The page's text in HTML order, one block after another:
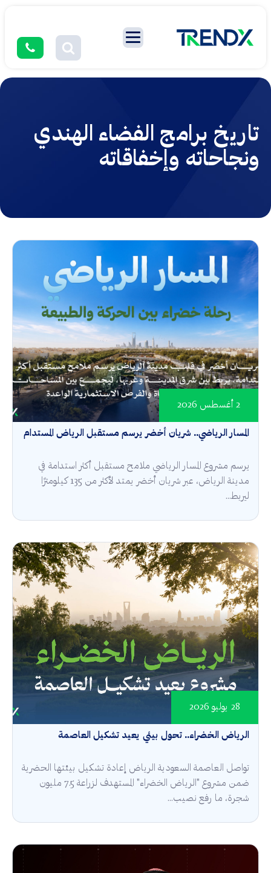
تاريخ برامج الفضاء الهندي
ونجاحاته وإخفاقاته
المسار الرياضي.. شريان أخضر يرسم مستقبل الرياض المستدام
2 أغسطس 2026
يرسم مشروع المسار الرياضي ملامح مستقبل أكثر استدامة في
مدينة الرياض، عبر شريان أخضر يمتد لأكثر من 135 كيلومترًا
ليربط...
الرياض الخضراء.. تحول بيئي يعيد تشكيل العاصمة
28 يوليو 2026
تواصل العاصمة السعودية الرياض إعادة تشكيل بيئتها الحضرية
ضمن مشروع "الرياض الخضراء" المستهدف لزراعة 7.5 مليون
شجرة، ما رفع نصيب...